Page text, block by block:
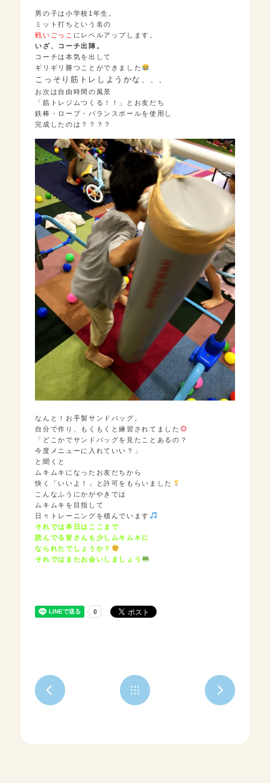
男の子は小学校1年生。
ミット打ちという名の
戦いごっこ にレベルアップします。
いざ、コーチ出陣。
コーチは本気を出して
ギリギリ勝つことができました
こっそり筋トレしようかな、、、
お次は自由時間の風景
「筋トレジムつくる！！」とお友だち
鉄棒・ロープ・バランスポールを使用し
完成したのは？？？？
なんと！お手製サンドバッグ。
自分で作り、もくもくと練習されてました
「どこかでサンドバッグを見たことあるの？
今度メニューに入れていい？」
と聞くと
ムキムキになったお友だちから
快く「いいよ！」と許可をもらいました
こんなふうにかがやきでは
ムキムキを目指して
日々トレーニングを積んでいます
それでは本日はここまで
読んでる皆さんも少しムキムキに
なられたでしょうか？
それではまたお会いしましょう